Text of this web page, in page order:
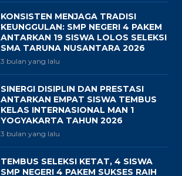
KONSISTEN MENJAGA TRADISI
KEUNGGULAN: SMP NEGERI 4 PAKEM
ANTARKAN 19 SISWA LOLOS SELEKSI
SMA TARUNA NUSANTARA 2026
3 bulan yang lalu
SINERGI DISIPLIN DAN PRESTASI
ANTARKAN EMPAT SISWA TEMBUS
KELAS INTERNASIONAL MAN 1
YOGYAKARTA TAHUN 2026
3 bulan yang lalu
TEMBUS SELEKSI KETAT, 4 SISWA
SMP NEGERI 4 PAKEM SUKSES RAIH